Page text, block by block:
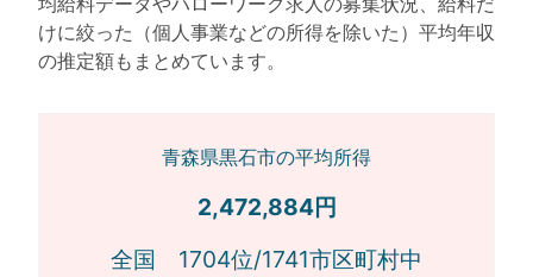
けに絞った（個人事業などの所得を除いた）平均年収
の推定額もまとめています。
青森県黒石市の平均所得
2,472,884円
全国 1704位/1741市区町村中